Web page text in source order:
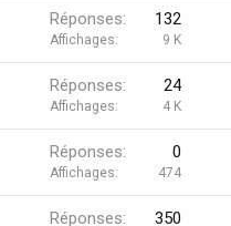
Réponses 132
Affichages 9 K
Réponses 24
Affichages 4 K
Réponses 0
Affichages 474
Réponses 350